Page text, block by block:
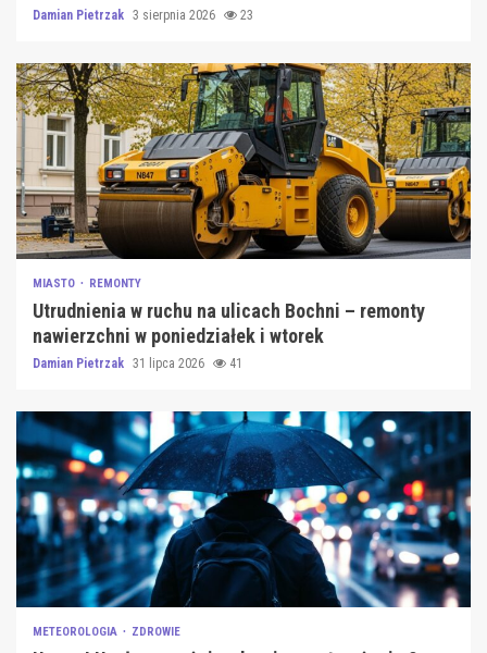
Damian Pietrzak 3 sierpnia 2026 23
MIASTO REMONTY
Utrudnienia w ruchu na ulicach Bochni – remonty
nawierzchni w poniedziałek i wtorek
Damian Pietrzak 31 lipca 2026 41
METEOROLOGIA ZDROWIE